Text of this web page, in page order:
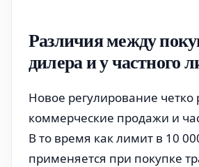
Различия между
дилера и у частного
Новое регулирование четко
коммерческие продажи и
В то время как лимит в 10
применяется при покупке